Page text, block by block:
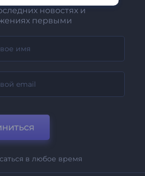
новостях и
первыми
в любое время